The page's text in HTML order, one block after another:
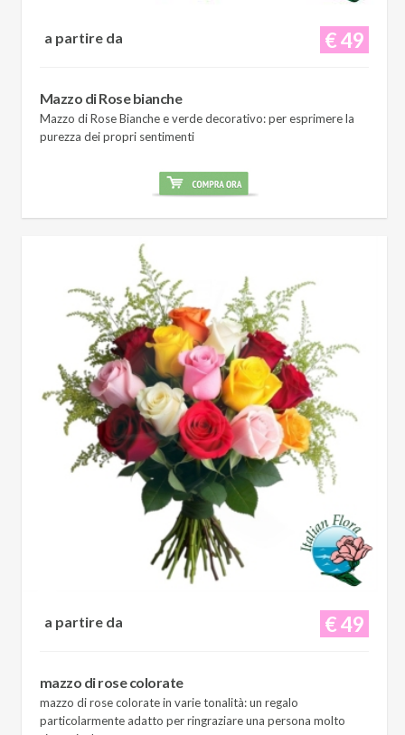
€ 49
a partire da
Mazzo di Rose bianche
Mazzo di Rose Bianche e verde decorativo: per esprimere la
purezza dei propri sentimenti
€ 49
a partire da
mazzo di rose colorate
mazzo di rose colorate in varie tonalità: un regalo
particolarmente adatto per ringraziare una persona molto